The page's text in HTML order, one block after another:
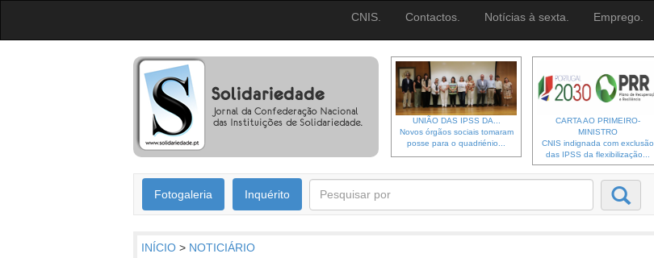
CNIS. Contactos. Notícias à sexta. Emprego.
UNIÃO DAS IPSS DA...
Novos órgãos sociais tomaram
posse para o quadriénio...
CARTA AO PRIMEIRO-
MINISTRO
CNIS indignada com exclusão
das IPSS da flexibilização...
Fotogaleria Inquérito
INÍCIO > NOTICIÁRIO